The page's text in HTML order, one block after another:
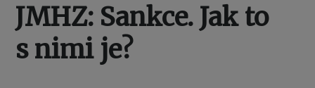
JMHZ: Sankce. Jak to
s nimi je?